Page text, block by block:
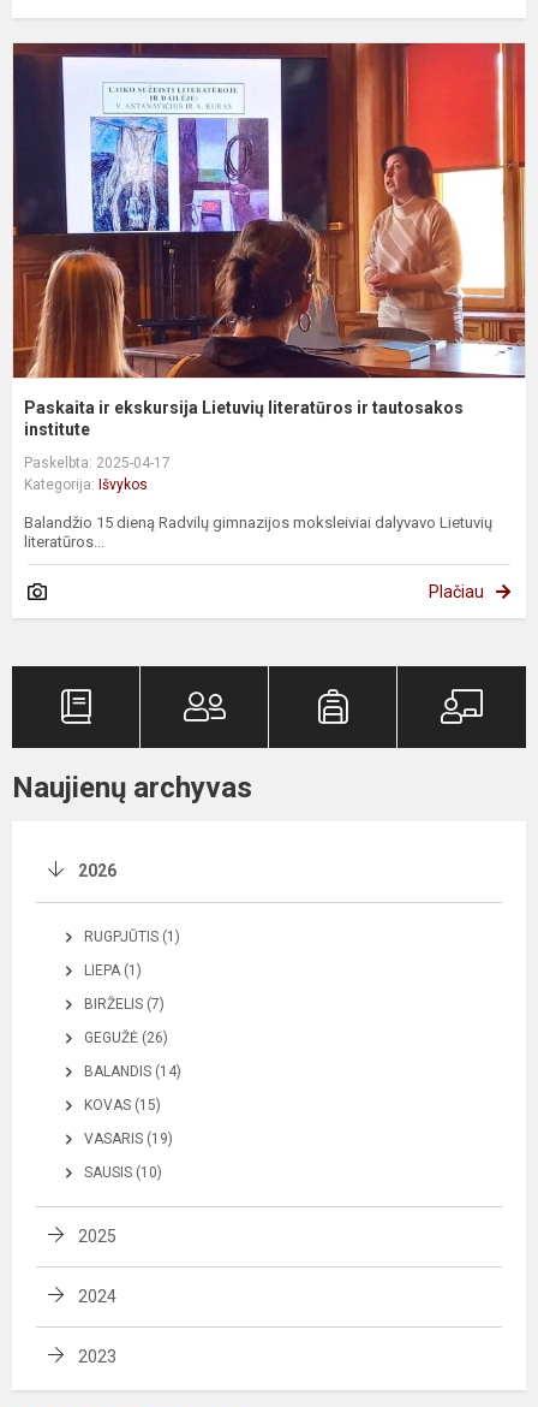
Paskaita ir ekskursija Lietuvių literatūros ir tautosakos
institute
Paskelbta: 2025-04-17
Kategorija: Išvykos
Balandžio 15 dieną Radvilų gimnazijos moksleiviai dalyvavo Lietuvių
literatūros...
Plačiau
Naujienų archyvas
2026
RUGPJŪTIS (1)
LIEPA (1)
BIRŽELIS (7)
GEGUŽĖ (26)
BALANDIS (14)
KOVAS (15)
VASARIS (19)
SAUSIS (10)
2025
2024
2023